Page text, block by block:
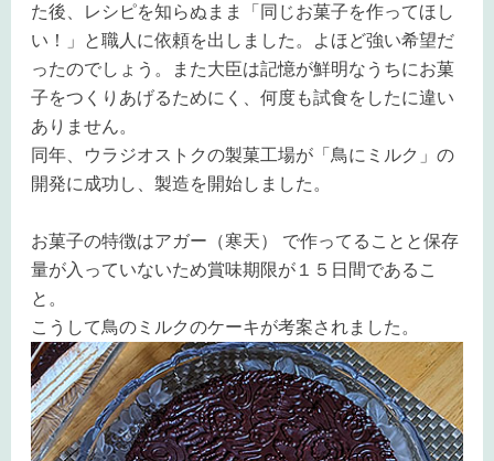
た後、レシピを知らぬまま「同じお菓子を作ってほし
い！」と職人に依頼を出しました。よほど強い希望だ
ったのでしょう。また大臣は記憶が鮮明なうちにお菓
子をつくりあげるためにく、何度も試食をしたに違い
ありません。
同年、ウラジオストクの製菓工場が「鳥にミルク」の
開発に成功し、製造を開始しました。
お菓子の特徴はアガー（寒天） で作ってることと保存
量が入っていないため賞味期限が１５日間であるこ
と。
こうして鳥のミルクのケーキが考案されました。